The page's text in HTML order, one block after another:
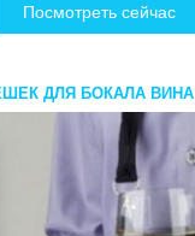
Посмотреть сейчас
ДЛЯ БОКАЛА ВИНА